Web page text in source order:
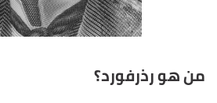
من هو رذرفورد؟